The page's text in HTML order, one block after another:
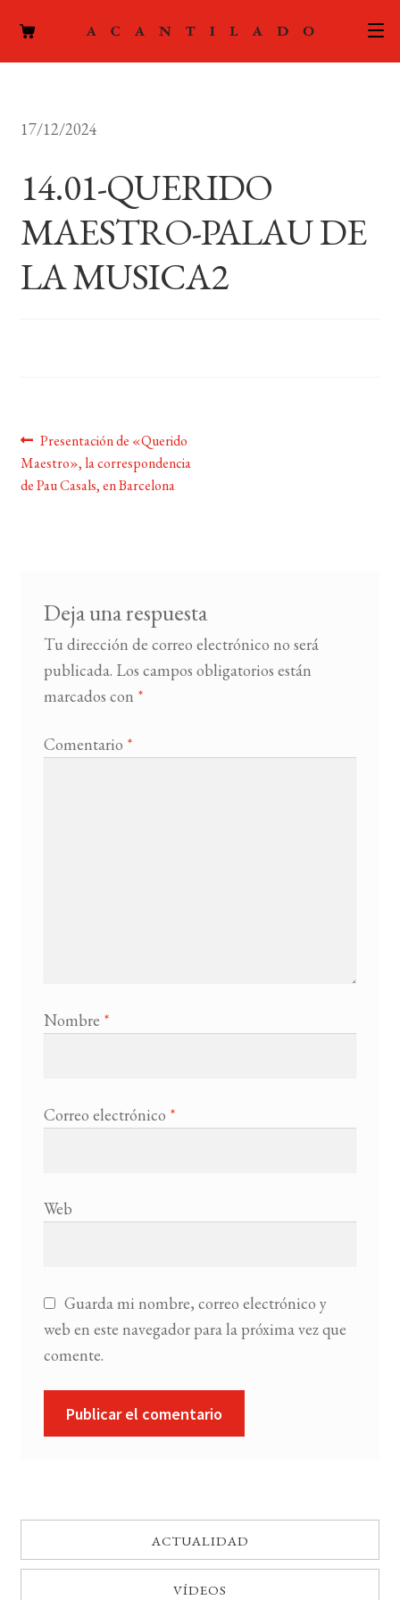
ACTUALIDAD
menú
PODCAST
LA EDITORIAL
17/12/2024
14.01-QUERIDO
MAESTRO-PALAU DE
LA MUSICA2
Navegación
de
Anterior:
Presentación de «Querido
Maestro», la correspondencia
de Pau Casals, en Barcelona
Deja una respuesta
Tu dirección de correo electrónico no será
publicada. Los campos obligatorios están
marcados con *
Comentario *
Nombre *
Correo electrónico *
Web
Guarda mi nombre, correo electrónico y
web en este navegador para la próxima vez que
comente.
ACTUALIDAD
VÍDEOS